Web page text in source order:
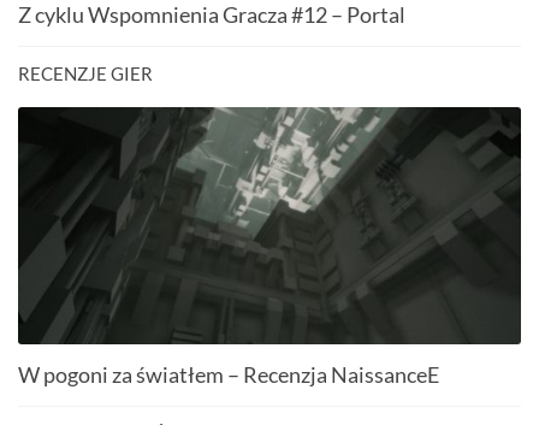
Z cyklu Wspomnienia Gracza #12 – Portal
RECENZJE GIER
W pogoni za światłem – Recenzja NaissanceE